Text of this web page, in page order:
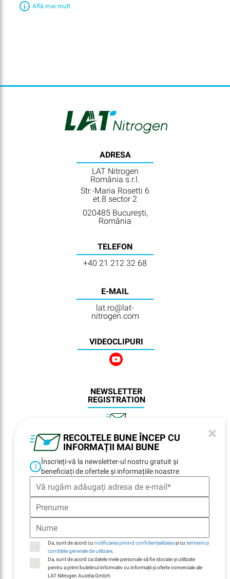
RECOLTELE BUNE ÎNCEP CU
INFORMAȚII MAI BUNE
×
1
Înscrieți-vă la newsletter-ul nostru gratuit și
beneficiați de ofertele și informațiile noastre
Da, sunt de acord cu notificarea privind confidențialitateași cu termenii și
condițiile generale de utilizare
Da, sunt de acord ca datele mele personale să fie stocate și utilizate
pentru a primi buletinul informativ cu informații și oferte comerciale ale
LAT Nitrogen Austria GmbH.
Află mai mult
ADRESA
LAT Nitrogen
România s.r.l.
Str.-Maria Rosetti 6
et.8 sector 2
020485 București,
România
TELEFON
+40 21 212 32 68
E-MAIL
lat.ro@lat-
nitrogen.com
VIDEOCLIPURI
NEWSLETTER
REGISTRATION
NAVIGARE
Home
Locații
Contacte
E-Billing
Companie